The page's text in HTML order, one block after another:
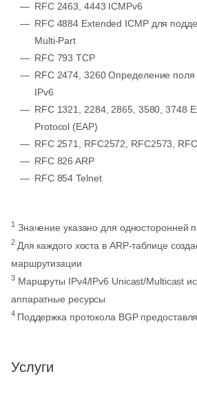
RFC 2463, 4443 ICMPv6
RFC 4884 Extended ICMP для
Multi-Part
RFC 793 TCP
RFC 2474, 3260 Определение поля
IPv6
RFC 1321, 2284, 2865, 3580, 3748
Protocol (EAP)
RFC 2571, RFC2572, RFC2573,
RFC 826 ARP
RFC 854 Telnet
1Значение указано для односторонней
2 Для каждого хоста в ARP-таблице
маршрутизации
3 Маршруты IPv4/IPv6 Unicast/Multicast
аппаратные ресурсы
4 Поддержка протокола BGP
Услуги